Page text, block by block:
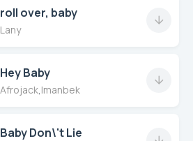
roll over, baby
Lany
Hey Baby
Afrojack Imanbek
Baby Don\'t Lie